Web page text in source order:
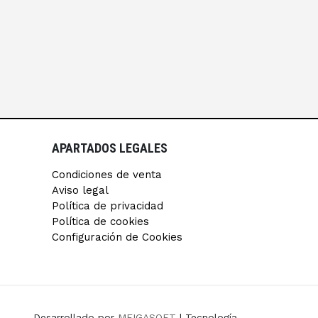
APARTADOS LEGALES
Condiciones de venta
Aviso legal
Política de privacidad
Política de cookies
Configuración de Cookies